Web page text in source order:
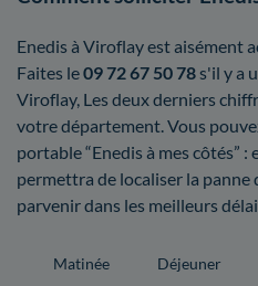
Enedis à Viroflay est aisément
Faites le09 72 67 50 78s'il y a
Viroflay, Les deux derniers
votre département. Vous
portable “Enedis à mes côtés” :
permettra de localiser la
parvenir dans les meilleurs
Matinée Déjeuner